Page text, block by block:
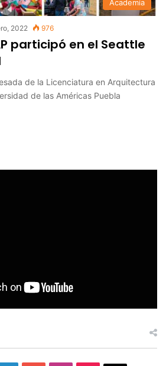
Academia
2022 976
participó en el Seattle
de la Licenciatura en Arquitectura
de las Américas Puebla